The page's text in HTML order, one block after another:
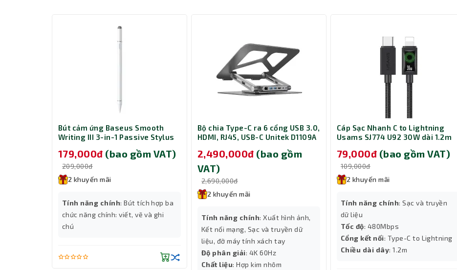
Layout 81 phím – Nhỏ gọn nhưng vẫn đầy đủ
Bàn phím có thiết kế 81 phím, tinh gọn hơn bàn phím full-size nhưng vẫn giữ lại những phím chức năng cần thiết. Điều này
giúp tiết kiệm diện tích bàn làm việc mà không làm giảm hiệu suất thao tác, đặc biệt hữu ích trong các không gian gaming
Sử dụng chất liệu PBT Double Shot cao cấp, keycap của Dareu EK75 có khả năng chống mài mòn cực tốt. Các ký tự không
chuyên nghiệp.
Bút cảm ứng Baseus Smooth
Writing III 3-in-1 Passive Stylus
White (LVN080-NM-WH)
179,000đ (bao gồm VAT)
209,000đ
2 khuyến mãi
Tính năng chính: Bút tích hợp ba
chức năng chính: viết, vẽ và ghi
chú
Bộ chia Type-C ra 6 cổng USB 3.0,
HDMI, RJ45, USB-C Unitek D1109A
2,490,000đ (bao gồm
VAT)
2,690,000đ
2 khuyến mãi
Tính năng chính: Xuất hình ảnh,
Kết nối mạng, Sạc và truyền dữ
liệu, đỡ máy tính xách tay
Độ phân giải: 4K 60Hz
Chất liệu: Hợp kim nhôm
Cáp Sạc Nhanh C to Lightning
Usams SJ774 U92 30W dài 1.2m
79,000đ (bao gồm VAT)
109,000đ
2 khuyến mãi
Tính năng chính: Sạc và truyền
dữ liệu
Tốc độ: 480Mbps
Cổng kết nối: Type-C to Lightning
Chiều dài dây: 1.2m